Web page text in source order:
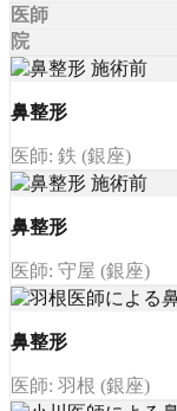
医師
院
鼻整形
医師: 鉄 (銀座)
鼻整形
医師: 守屋 (銀座)
鼻整形
医師: 羽根 (銀座)